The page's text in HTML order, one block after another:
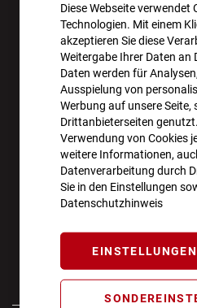
Diese Webseite verwendet
Technologien. Mit einem
akzeptieren Sie diese
Weitergabe Ihrer Daten an
Daten werden für
Ausspielung von
Werbung auf unsere Seite,
Drittanbieterseiten
Verwendung von Cookies
weitere Informationen,
Datenverarbeitung durch
Sie in den Einstellungen
Datenschutzhinweis
AKTIONEN UND
10€
**Angebot gültig ab
Abmeldung
Montag - Freitag